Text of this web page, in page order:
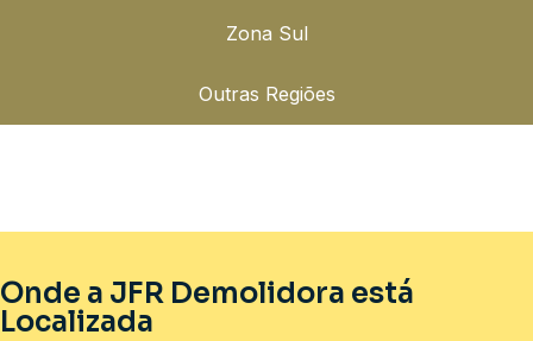
Zona Sul
Outras Regiões
Onde a JFR Demolidora está
Localizada